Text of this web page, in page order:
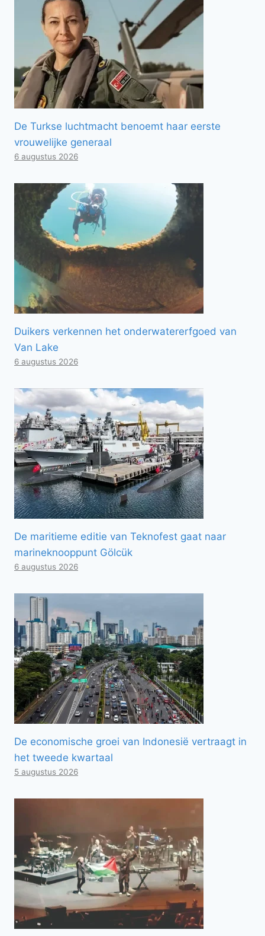
De Turkse luchtmacht benoemt haar eerste
vrouwelijke generaal
6 augustus 2026
Duikers verkennen het onderwatererfgoed van
Van Lake
6 augustus 2026
De maritieme editie van Teknofest gaat naar
marineknooppunt Gölcük
6 augustus 2026
De economische groei van Indonesië vertraagt ​​in
het tweede kwartaal
5 augustus 2026